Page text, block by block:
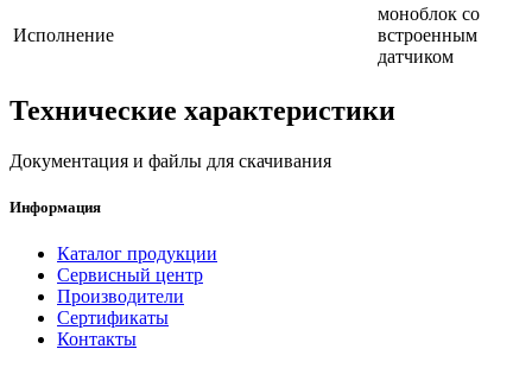
Исполнение
моноблок со
встроенным
датчиком
Технические характеристики
Документация и файлы для скачивания
Информация
Каталог продукции
Сервисный центр
Производители
Сертификаты
Контакты